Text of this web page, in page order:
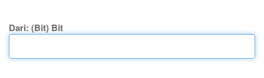
Dari: (Bit) Bit